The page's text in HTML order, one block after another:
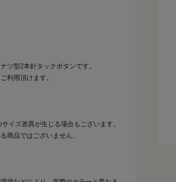
ツ型2本針タックボタンです。
利用頂けます。
イズ差異が生じる場合もございます。
商品ではございません。